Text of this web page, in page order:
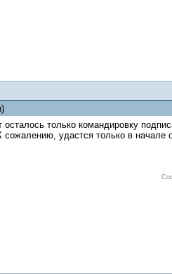
только командировку
удастся только в начале